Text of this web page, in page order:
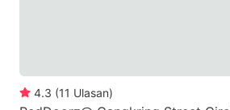
4.3 (11 Ulasan)